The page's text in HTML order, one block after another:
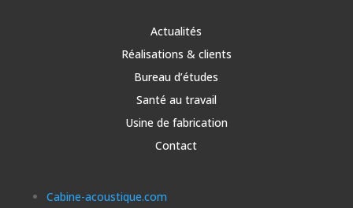
Actualités
Réalisations & clients
Bureau d’études
Santé au travail
Usine de fabrication
Contact
Cabine-acoustique.com